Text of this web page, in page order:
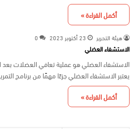
أكمل القراءة »
هيئة التحرير 23 أكتوبر 2023 0
الاستشفاء العضلي
الاستشفاء العضلي هو عملية تعافي العضلات بعد
يعتبر الاستشفاء العضلي جزءًا مهمًا من برنامج
أكمل القراءة »